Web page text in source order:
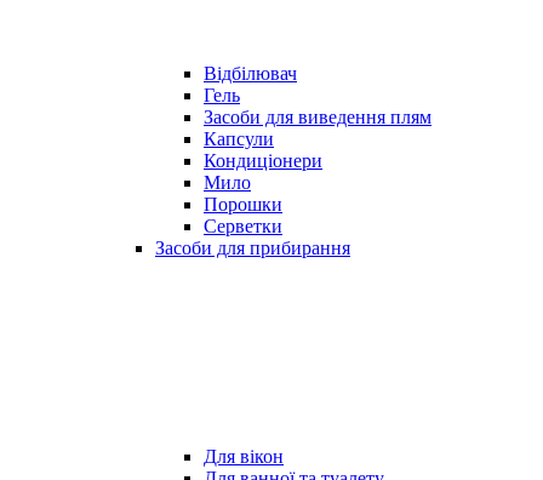
Відбілювач
Гель
Засоби для виведення плям
Капсули
Кондиціонери
Мило
Порошки
Серветки
Засоби для прибирання
Для вікон